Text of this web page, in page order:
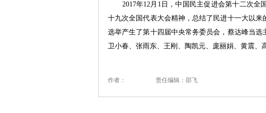
2017年12月1日，中国民主促进会第十二次全
十九次全国代表大会精神，总结了民进十一大以来
选举产生了第十四届中央常务委员会，蔡达峰当选
卫小春、张雨东、王刚、陶凯元、庞丽娟、黄震、
作者： 责任编辑：邵飞